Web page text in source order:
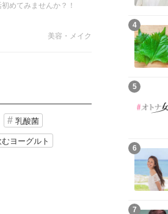
めてみませんか？！
美容・メイク
乳酸菌
むヨーグルト
4
5
6
7